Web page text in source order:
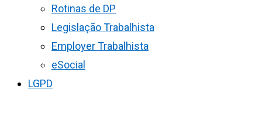
Rotinas de DP
Legislação Trabalhista
Employer Trabalhista
eSocial
LGPD